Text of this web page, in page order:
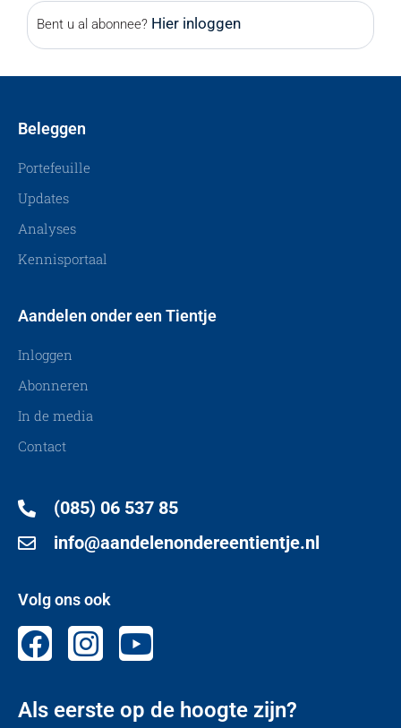
Bent u al abonnee? Hier inloggen
Beleggen
Portefeuille
Updates
Analyses
Kennisportaal
Aandelen onder een Tientje
Inloggen
Abonneren
In de media
Contact
(085) 06 537 85
info@aandelenondereentientje.nl
Volg ons ook
Als eerste op de hoogte zijn?